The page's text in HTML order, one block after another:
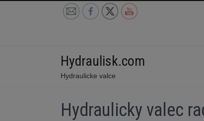
Hydraulisk.com
Hydraulicke valce
Hydraulicky valec